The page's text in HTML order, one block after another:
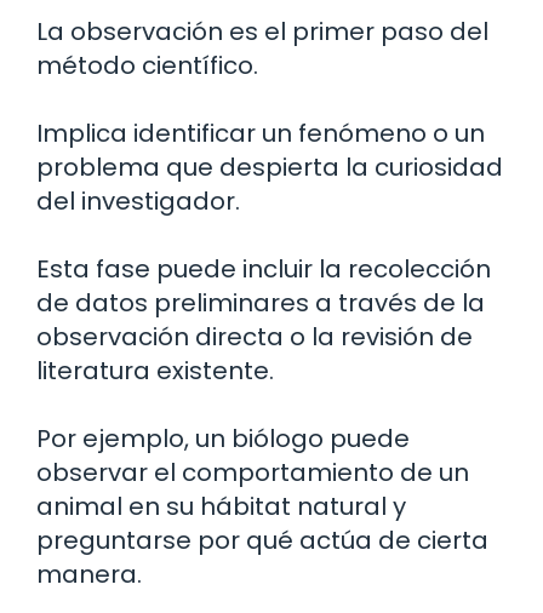
La observación es el primer paso del
método científico.
Implica identificar un fenómeno o un
problema que despierta la curiosidad
del investigador.
Esta fase puede incluir la recolección
de datos preliminares a través de la
observación directa o la revisión de
literatura existente.
Por ejemplo, un biólogo puede
observar el comportamiento de un
animal en su hábitat natural y
preguntarse por qué actúa de cierta
manera.